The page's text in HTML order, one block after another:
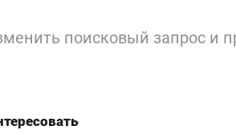
поисковый запрос и